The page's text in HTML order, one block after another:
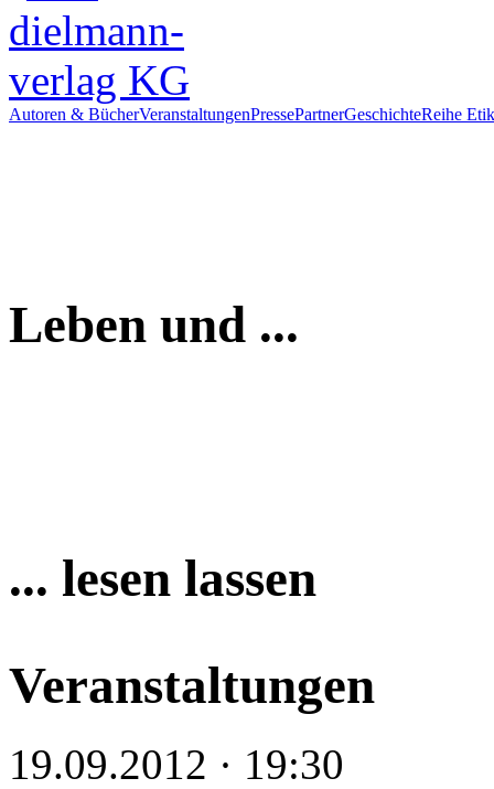
Autoren & BücherVeranstaltungenPressePartnerGeschichteReihe
Leben und ...
... lesen lassen
Veranstaltungen
19.09.2012 · 19:30